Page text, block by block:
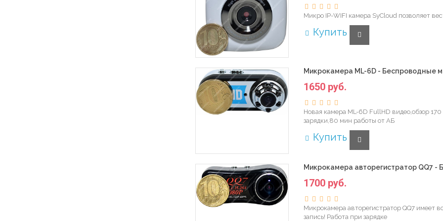
Микро IP-WIFI камера SyCloud позволяет
Купить
Микрокамера ML-6D - Беспроводные
1650 руб.
Новая камера ML-6D FullHD видео,обзор
зарядки,80 мин работы от АБ
Купить
Микрокамера авторегистратор QQ7
1700 руб.
Микрокамера авторегистратор QQ7 имеет
запись! Работа при зарядке